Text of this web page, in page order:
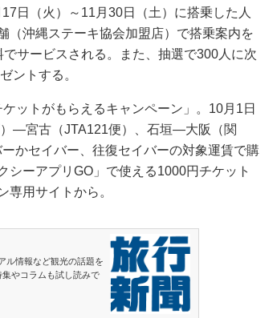
日（火）～11月30日（土）に搭乗した人
（沖縄ステーキ協会加盟店）で搭乗案内を
サービスされる。また、抽選で300人に次
ントする。
ットがもらえるキャンペーン」。10月1日
）―宮古（JTA121便）、石垣―大阪（関
かセイバー、往復セイバーの対象運賃で購
シーアプリGO」で使える1000円チケット
専用サイトから。
ル情報など観光の話題を
やコラムも試し読みで